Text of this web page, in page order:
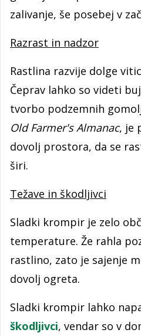
zalivanje, še posebej v
Razrast in nadzor
Rastlina razvije dolge
Čeprav lahko so videti
tvorbo podzemnih
Old Farmer's Almanac, je
dovolj prostora, da se
širi.
Težave in škodljivci
Sladki krompir je zelo
temperature. Že rahla
rastlino, zato je sajenje
dovolj ogreta.
Sladki krompir lahko
škodljivci, vendar so v